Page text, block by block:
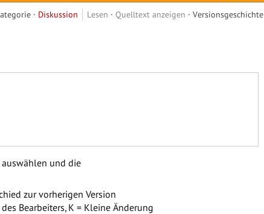
Diskussion Lesen Quelltext anzeigen Versionsgeschichte
und die
zur vorherigen Version
Bearbeiters, K = Kleine Änderung